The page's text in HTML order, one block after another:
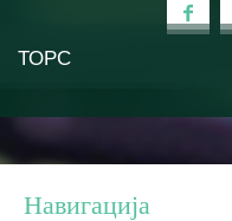
ТОРС
Навигација